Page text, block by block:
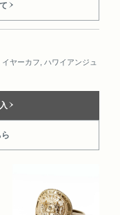
ヤーカフ ハワイアンジュ